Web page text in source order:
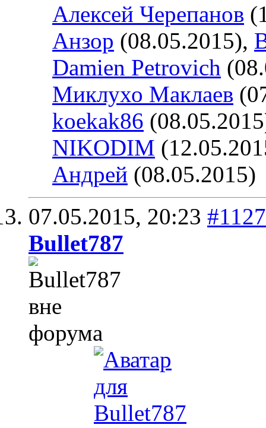
Алексей Черепанов
Анзор (08.05.2015),
Damien Petrovich
Миклухо Маклаев
koekak86
NIKODIM
Андрей (08.05.2015)
07.05.2015, 20:23 #1127
Bullet787